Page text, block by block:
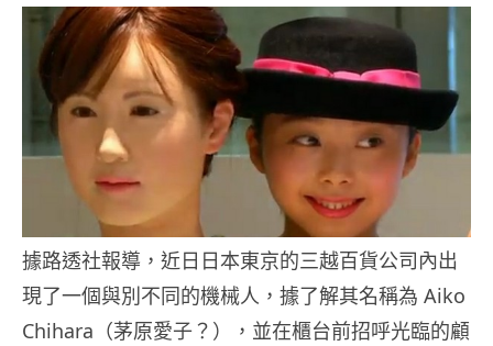
據路透社報導，近日日本東京的三越百貨公司內出
現了一個與別不同的機械人，據了解其名稱為 Aiko
Chihara（茅原愛子？），並在櫃台前招呼光臨的顧